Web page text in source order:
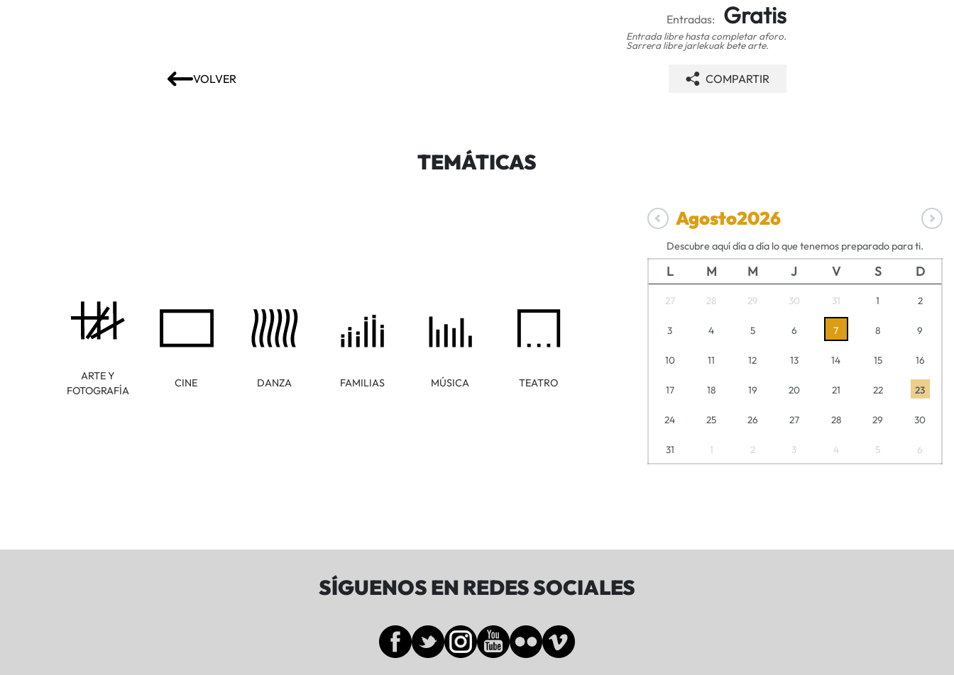
Entradas: Gratis
Entrada libre hasta completar aforo.
Sarrera libre jarlekuak bete arte.
VOLVER COMPARTIR
TEMÁTICAS
ARTE Y
FOTOGRAFÍA
CINE DANZA FAMILIAS MÚSICA TEATRO
Agosto2026
Descubre aquí día a día lo que tenemos preparado para ti.
L M M J V S D
27 28 29 30 31 1 2
3 4 5 6 7 8 9
10 11 12 13 14 15 16
17 18 19 20 21 22 23
24 25 26 27 28 29 30
31 1 2 3 4 5 6
SÍGUENOS EN REDES SOCIALES